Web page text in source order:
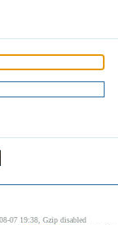
07 19:38, Gzip disabled